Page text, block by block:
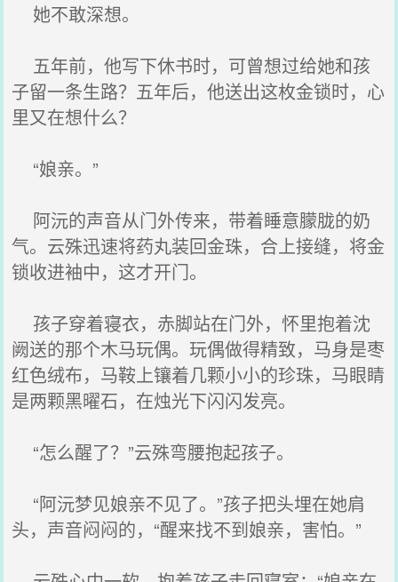
她不敢深想。
五年前，他写下休书时，可曾想过给她和孩
子留一条生路？五年后，他送出这枚金锁时，心
里又在想什么？
“娘亲。”
阿沅的声音从门外传来，带着睡意朦胧的奶
气。云殊迅速将药丸装回金珠，合上接缝，将金
锁收进袖中，这才开门。
孩子穿着寝衣，赤脚站在门外，怀里抱着沈
阙送的那个木马玩偶。玩偶做得精致，马身是枣
红色绒布，马鞍上镶着几颗小小的珍珠，马眼睛
是两颗黑曜石，在烛光下闪闪发亮。
“怎么醒了？”云殊弯腰抱起孩子。
“阿沅梦见娘亲不见了。”孩子把头埋在她肩
头，声音闷闷的，“醒来找不到娘亲，害怕。”